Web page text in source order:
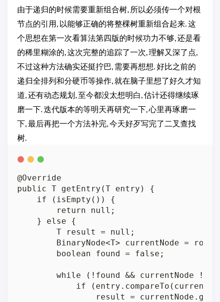
由于递归的时候需要重新组合树, 所以必须传一个对根
节点的引用, 以能够正确的将整棵树重新组合起来. 这
个思想在第一次看算法第四版的时候功力不够, 还是看
的稀里糊涂的, 这次完整的追踪了一次, 理解又深了点,
不过这种方法确实还挺拧巴, 需要再想想. 好比之前的
递归全排列和分硬币等操作, 就在脑子里想了好久才知
道, 还有动态规划, 至今都没太想明白, 估计还得继续琢
磨一下. 迭代版本的等明天再研究一下, 心里再琢磨一
下, 最后再把一个方法补完, 今天好歹写完了二叉查找
树.
@Override
public T getEntry(T entry) {
    if (isEmpty()) {
        return null;
    } else {
        T result = null;
        BinaryNode<T> currentNode = root;
        boolean found = false;
while (!found && currentNode !=
if
result =